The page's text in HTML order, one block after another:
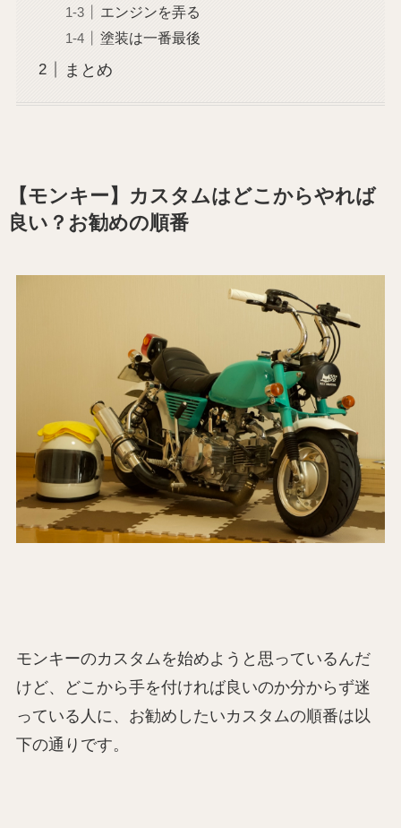
エンジンを弄る
塗装は一番最後
まとめ
【モンキー】カスタムはどこからやれば
良い？お勧めの順番
モンキーのカスタムを始めようと思っているんだ
けど、どこから手を付ければ良いのか分からず迷
っている人に、お勧めしたいカスタムの順番は以
下の通りです。